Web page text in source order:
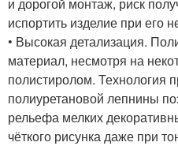
испортить изделие при его
• Высокая детализация.
материал, несмотря на
полистиролом. Технология
полиуретановой лепнины
рельефа мелких
чёткого рисунка даже при